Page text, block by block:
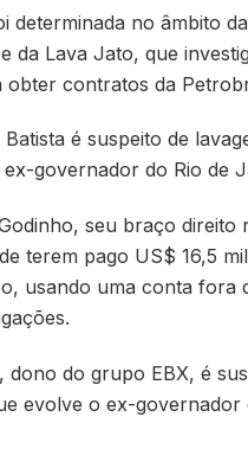
determinada no âmbito
da Lava Jato, que
contratos da
é suspeito de
governador do Rio de
seu braço
terem pago US$ 16,5
usando uma conta fora
dono do grupo EBX, é
evolve o ex-